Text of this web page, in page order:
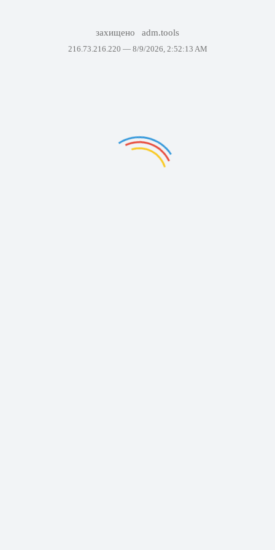
захищено adm.tools
216.73.216.220 — 8/9/2026, 2:52:13 AM